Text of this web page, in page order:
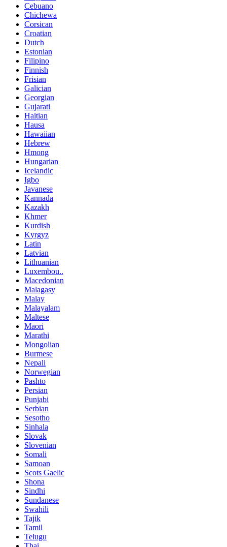
Cebuano
Chichewa
Corsican
Croatian
Dutch
Estonian
Filipino
Finnish
Frisian
Galician
Georgian
Gujarati
Haitian
Hausa
Hawaiian
Hebrew
Hmong
Hungarian
Icelandic
Igbo
Javanese
Kannada
Kazakh
Khmer
Kurdish
Kyrgyz
Latin
Latvian
Lithuanian
Luxembou..
Macedonian
Malagasy
Malay
Malayalam
Maltese
Maori
Marathi
Mongolian
Burmese
Nepali
Norwegian
Pashto
Persian
Punjabi
Serbian
Sesotho
Sinhala
Slovak
Slovenian
Somali
Samoan
Scots Gaelic
Shona
Sindhi
Sundanese
Swahili
Tajik
Tamil
Telugu